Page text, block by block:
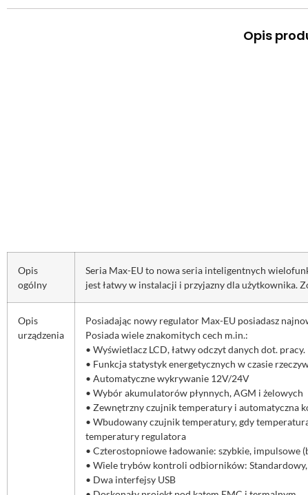
Opis
Opis
ogólny
Seria Max-EU to nowa seria inteligentnych
jest łatwy w instalacji i przyjazny dla użytkownika.
Opis
urządzenia
Posiadając nowy regulator Max-EU posiadasz
Posiada wiele znakomitych cech m.in.:
• Wyświetlacz LCD, łatwy odczyt danych dot. pracy.
• Funkcja statystyk energetycznych w czasie
• Automatyczne wykrywanie 12V/24V
• Wybór akumulatorów płynnych, AGM i żelowych
• Zewnętrzny czujnik temperatury i automatyczna
• Wbudowany czujnik temperatury, gdy
temperatury regulatora
• Czterostopniowe ładowanie: szybkie,
• Wiele trybów kontroli odbiorników:
• Dwa interfejsy USB